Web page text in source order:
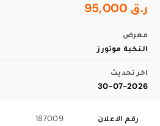
ر.ق 95,000
معرض
النخبة موتورز
اخر تحديث
30-07-2026
رقم الاعلان
187009